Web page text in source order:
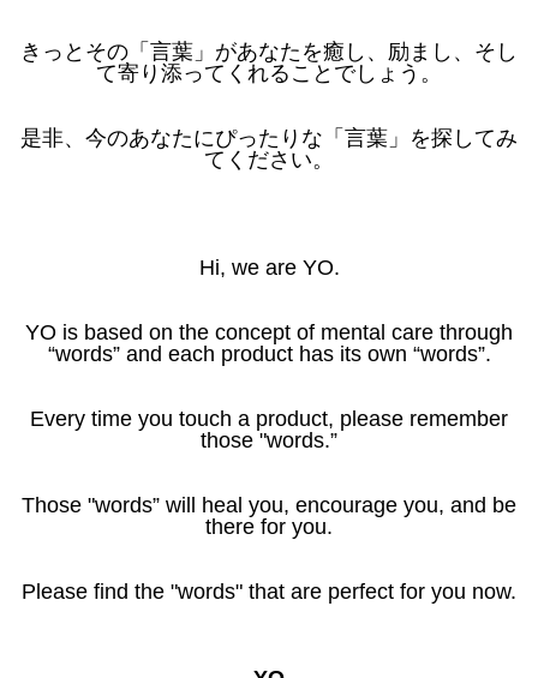
きっとその「言葉」があなたを癒し、励まし、そし
て寄り添ってくれることでしょう。
是非、今のあなたにぴったりな「言葉」を探してみ
てください。
Hi, we are YO.
YO is based on the concept of mental care through
“words” and each product has its own “words”.
Every time you touch a product, please remember
those "words.”
Those "words” will heal you, encourage you, and be
there for you.
Please find the "words" that are perfect for you now.